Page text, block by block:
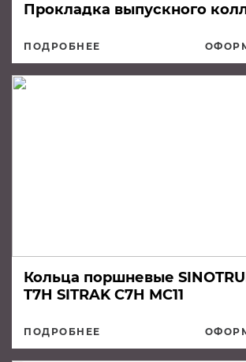
Прокладка выпускного
ПОДРОБНЕЕ
Кольца поршневые
T7H SITRAK C7H MC11
ПОДРОБНЕЕ